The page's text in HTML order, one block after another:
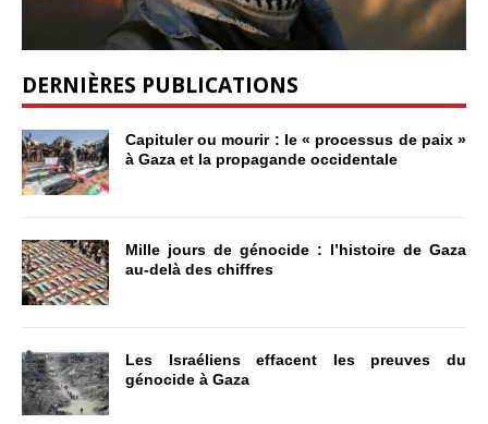
DERNIÈRES PUBLICATIONS
Capituler ou mourir : le « processus de paix »
à Gaza et la propagande occidentale
Mille jours de génocide : l’histoire de Gaza
au-delà des chiffres
Les Israéliens effacent les preuves du
génocide à Gaza